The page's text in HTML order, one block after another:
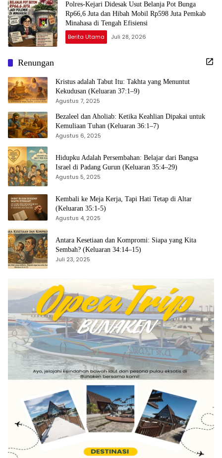
Polres-Kejari Didesak Usut Belanja Pot Bunga
Rp66,6 Juta dan Hibah Mobil Rp598 Juta Pemkab
Minahasa di Tengah Efisiensi
Berita Utama Juli 28, 2026
Renungan
Kristus adalah Tabut Itu: Takhta yang Menuntut
Kekudusan (Keluaran 37:1–9)
Agustus 7, 2025
Bezaleel dan Aholiab: Ketika Keahlian Dipakai untuk
Kemuliaan Tuhan (Keluaran 36:1–7)
Agustus 6, 2025
Hidupku Adalah Persembahan: Belajar dari Bangsa
Israel di Padang Gurun (Keluaran 35:4–29)
Agustus 5, 2025
Kembali ke Meja Kerja, Tapi Hati Tetap di Altar
(Keluaran 35:1-5)
Agustus 4, 2025
Antara Kesetiaan dan Kompromi: Siapa yang Kita
Sembah? (Keluaran 34:14–15)
Juli 23, 2025